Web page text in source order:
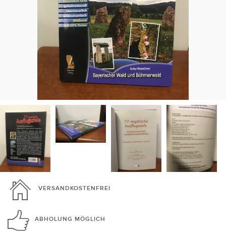
VERSANDKOSTENFREI
ABHOLUNG MÖGLICH